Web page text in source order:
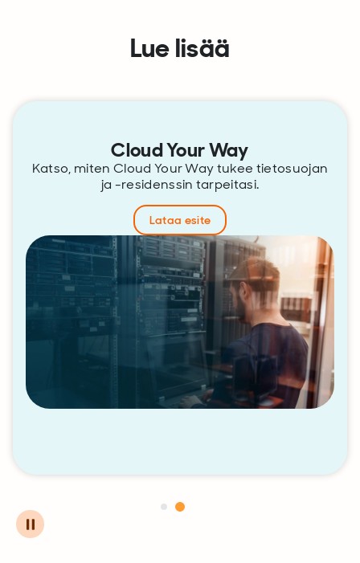
Lue lisää
Cloud Your Way
Katso, miten Cloud Your Way tukee tietosuojan
ja -residenssin tarpeitasi.
Lataa esite